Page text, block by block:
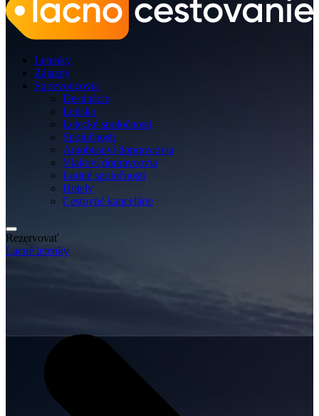
Letenky
Zájazdy
Sprievodcovia
Destinácie
Letisko
Letecké spoločnosti
Spoločnosti
Autobusoví dopravcovia
Vlakoví dopravcovia
Lodné spoločnosti
Hotely
Cestovné kancelárie
Rezervovať
Lacné letenky